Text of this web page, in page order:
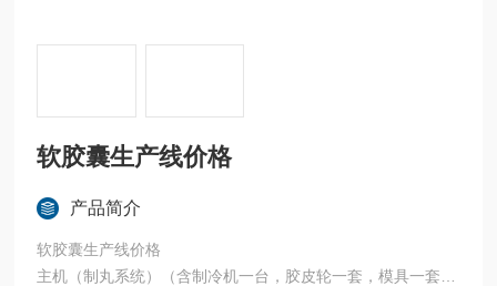
软胶囊生产线价格
产品简介
软胶囊生产线价格
主机（制丸系统）（含制冷机一台，胶皮轮一套，模具一套）